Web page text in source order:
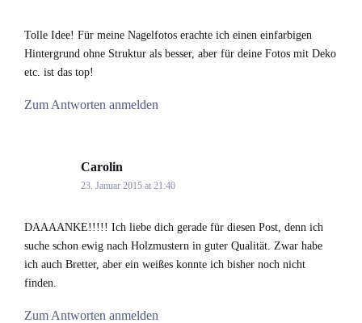
Tolle Idee! Für meine Nagelfotos erachte ich einen einfarbigen
Hintergrund ohne Struktur als besser, aber für deine Fotos mit Deko
etc. ist das top!
Zum Antworten anmelden
Carolin
23. Januar 2015 at 21:40
DAAAANKE!!!!! Ich liebe dich gerade für diesen Post, denn ich
suche schon ewig nach Holzmustern in guter Qualität. Zwar habe
ich auch Bretter, aber ein weißes konnte ich bisher noch nicht
finden.
Zum Antworten anmelden